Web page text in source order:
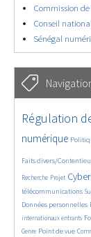
Commission
Conseil
Sénégal
4789/5754
Régulation
359/5754
3836/5754
numérique
1884/5754
5325/5754
693/5754
2506/5754
1612/5754
Faits divers/
Recherche
254/5754Projet
3588/5754
2346/5754
1654/5754
télécommunications
302/5754
1035/5754
1581/5754
1092/5754
1682/5754
Données personnelles
143/5754
618/5754
382/5754
670/5754
internationaux entrants
1764/5754
100/5754
2680/5754
1143/5754
179/5754
598/5754
Genre
1865/5754Point de vue
1062/5754
1661/5754
330/5754
129/5754
207/5754
1264/5754